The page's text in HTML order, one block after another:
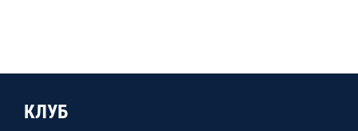
КЛУБ